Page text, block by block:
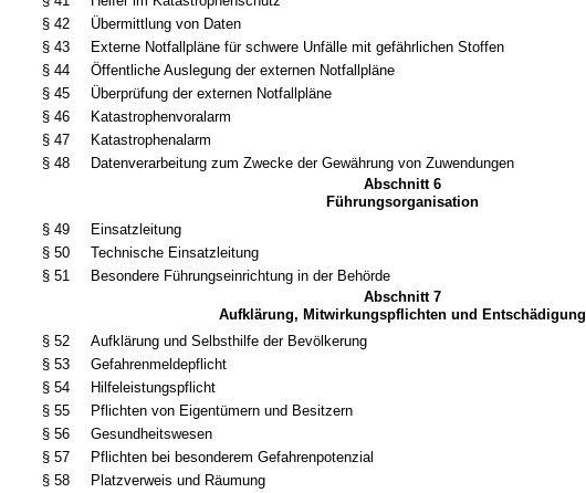
§ 42
Übermittlung von Daten
§ 43
Externe Notfallpläne für schwere Unfälle mit gefährlichen Stoffen
§ 44
Öffentliche Auslegung der externen Notfallpläne
§ 45
Überprüfung der externen Notfallpläne
§ 46
Katastrophenvoralarm
§ 47
Katastrophenalarm
§ 48
Datenverarbeitung zum Zwecke der Gewährung von Zuwendungen
Abschnitt 6
Führungsorganisation
§ 49
Einsatzleitung
§ 50
Technische Einsatzleitung
§ 51
Besondere Führungseinrichtung in der Behörde
Abschnitt 7
Aufklärung, Mitwirkungspflichten und Entschädigung
§ 52
Aufklärung und Selbsthilfe der Bevölkerung
§ 53
Gefahrenmeldepflicht
§ 54
Hilfeleistungspflicht
§ 55
Pflichten von Eigentümern und Besitzern
§ 56
Gesundheitswesen
§ 57
Pflichten bei besonderem Gefahrenpotenzial
§ 58
Platzverweis und Räumung